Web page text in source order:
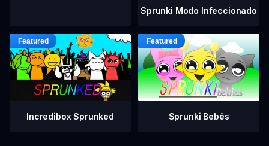
Sprunki Modo Infeccionado
Incredibox Sprunked Sprunki Bebês